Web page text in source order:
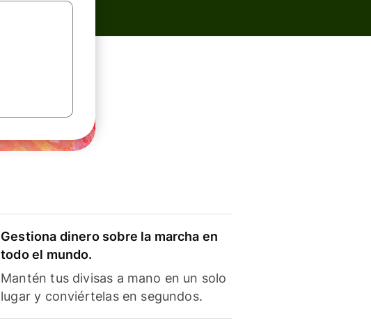
Gestiona dinero sobre la marcha en
todo el mundo.
Mantén tus divisas a mano en un solo
lugar y conviértelas en segundos.